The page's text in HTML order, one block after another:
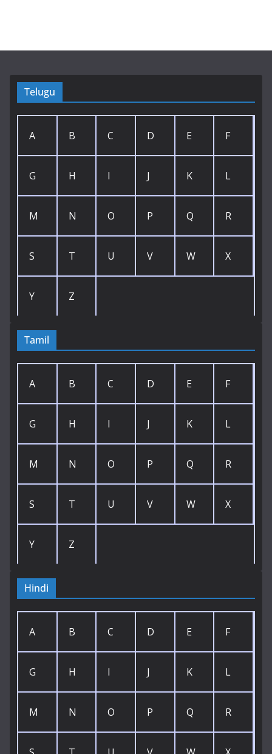
Telugu
A B C D E F
G H I J K L
M N O P Q R
S T U V W X
Y Z
Tamil
A B C D E F
G H I J K L
M N O P Q R
S T U V W X
Y Z
Hindi
A B C D E F
G H I J K L
M N O P Q R